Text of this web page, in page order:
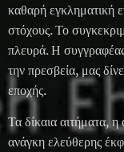
καθαρή εγκληματική
στόχους. Το
πλευρά. Η
την πρεσβεία, μας
εποχής.
Τα δίκαια αιτήματα,
ανάγκη ελεύθερης